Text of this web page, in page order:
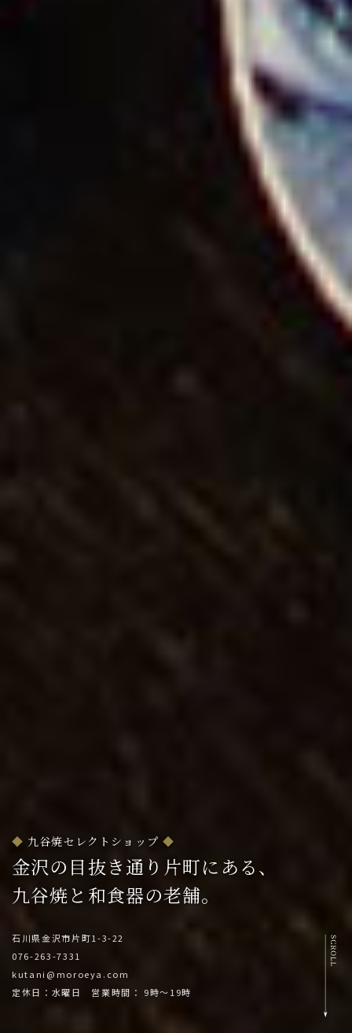
九谷焼セレクトショップ
金沢の目抜き通り片町にある、
九谷焼と和食器の老舗。
石川県金沢市片町1-3-22
076-263-7331
kutani@moroeya.com
定休日：水曜日 営業時間： 9時～19時